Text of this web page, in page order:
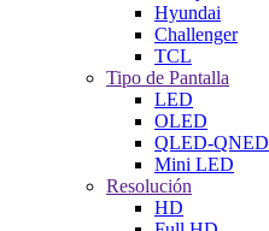
Hyundai
Challenger
TCL
Tipo de Pantalla
LED
OLED
QLED-QNED
Mini LED
Resolución
HD